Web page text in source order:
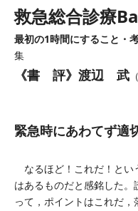
救急総合診療
最初の1時間にすること・
集
《書 評》渡辺 武
緊急時にあわてず適
なるほど！これだ！とい
はあるものだと感銘した。
って，ポイントはこれだ，